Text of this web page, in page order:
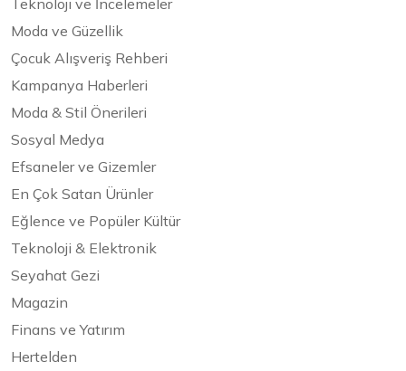
Teknoloji ve İncelemeler
Moda ve Güzellik
Çocuk Alışveriş Rehberi
Kampanya Haberleri
Moda & Stil Önerileri
Sosyal Medya
Efsaneler ve Gizemler
En Çok Satan Ürünler
Eğlence ve Popüler Kültür
Teknoloji & Elektronik
Seyahat Gezi
Magazin
Finans ve Yatırım
Hertelden